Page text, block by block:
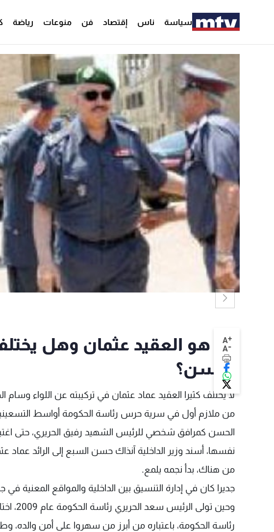
سياسة ناس إقتصاد فن منوعات رياضة
A+
A-
من هو العقيد عثمان وهل
الحسن؟
لا يختلف كثيرا العقيد عماد عثمان في تركيبته عن اللواء وسام
من ملازم أول في سرية حرس رئاسة الحكومة أواسط
نفسها، أسند وزير الداخلية آنذاك حسن السبع إلى الرائد عماد
من هناك، بدأ نجمه يلمع.
جديرا كان في إدارة التنسيق بين الداخلية والمواقع المعنية في
وحين
رئاسة الحكومة، باعتباره من أبرز من سهروا على أمن والده،